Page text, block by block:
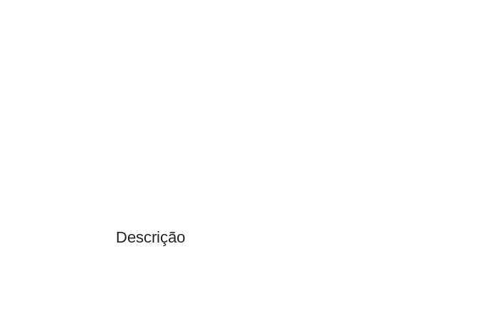
Descrição